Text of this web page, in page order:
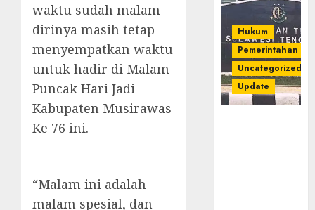
waktu sudah malam
dirinya masih tetap
menyempatkan waktu
untuk hadir di Malam
Puncak Hari Jadi
Kabupaten Musirawas
Ke 76 ini.
“Malam ini adalah
malam spesial, dan
Hukum
Pemerintahan
Uncategorized
Update